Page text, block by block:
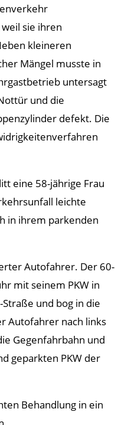
sie ihren
kleineren
Mängel musste in
untersagt
und die
defekt. Die
eine 58-jährige Frau
leichte
in ihrem parkenden
Autofahrer. Der 60-
mit seinem PKW in
und bog in die
Autofahrer nach links
Gegenfahrbahn und
geparkten PKW der
Behandlung in ein